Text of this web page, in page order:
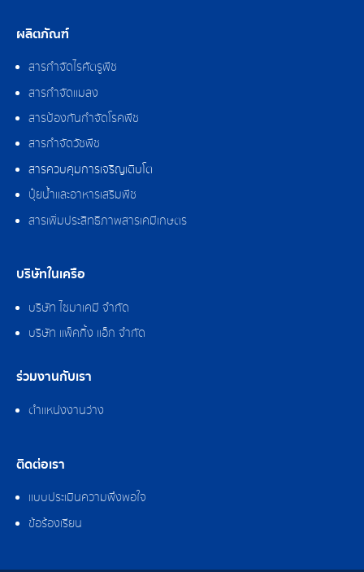
ผลิตภัณฑ์
สารกำจัดไรศัตรูพืช
สารกำจัดแมลง
สารป้องกันกำจัดโรคพืช
สารกำจัดวัชพืช
สารควบคุมการเจริญเติบโต
ปุ๋ยน้ำและอาหารเสริมพืช
สารเพิ่มประสิทธิภาพสารเคมีเกษตร
บริษัทในเครือ
บริษัท ไซมาเคมี จำกัด
บริษัท แพ็คกิ้ง แอ็ก จำกัด
ร่วมงานกับเรา
ตำแหน่งงานว่าง
ติดต่อเรา
แบบประเมินความพึงพอใจ
ข้อร้องเรียน